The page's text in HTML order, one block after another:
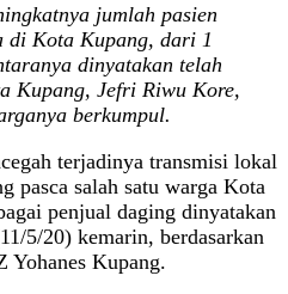
jumlah pasien
di Kota Kupang, dari 1
dinyatakan telah
Kupang, Jefri Riwu Kore,
berkumpul.
terjadinya transmisi lokal
pasca salah satu warga Kota
penjual daging dinyatakan
5/20) kemarin, berdasarkan
Yohanes Kupang.